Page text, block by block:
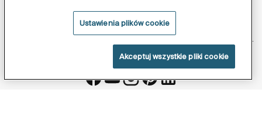
Obserwuj nas:
Ustawienia plików cookie
Akceptuj wszystkie pliki cookie